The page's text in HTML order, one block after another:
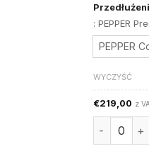
: PEPPER
PEPPER
WYCZYŚĆ
€219,00 z
ilość